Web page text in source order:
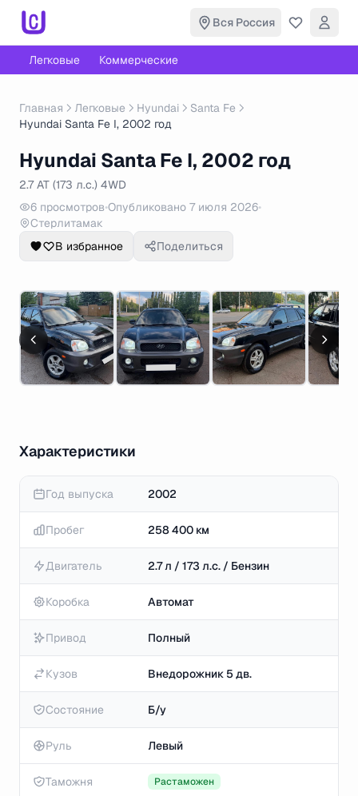
Вся Россия
Легковые Коммерческие
Главная Легковые Hyundai
Santa Fe
Hyundai Santa Fe I, 2002 год
Hyundai Santa Fe I, 2002 год
2.7 AT (173 л.с.) 4WD
6 просмотров•Опубликовано 7 июля 2026•
Стерлитамак
В избранное
Поделиться
Характеристики
Год выпуска 2002
Пробег 258 400 км
Двигатель 2.7 л / 173 л.с. / Бензин
Коробка Автомат
Привод Полный
Кузов Внедорожник 5 дв.
Состояние Б/у
Руль Левый
Таможня Растаможен